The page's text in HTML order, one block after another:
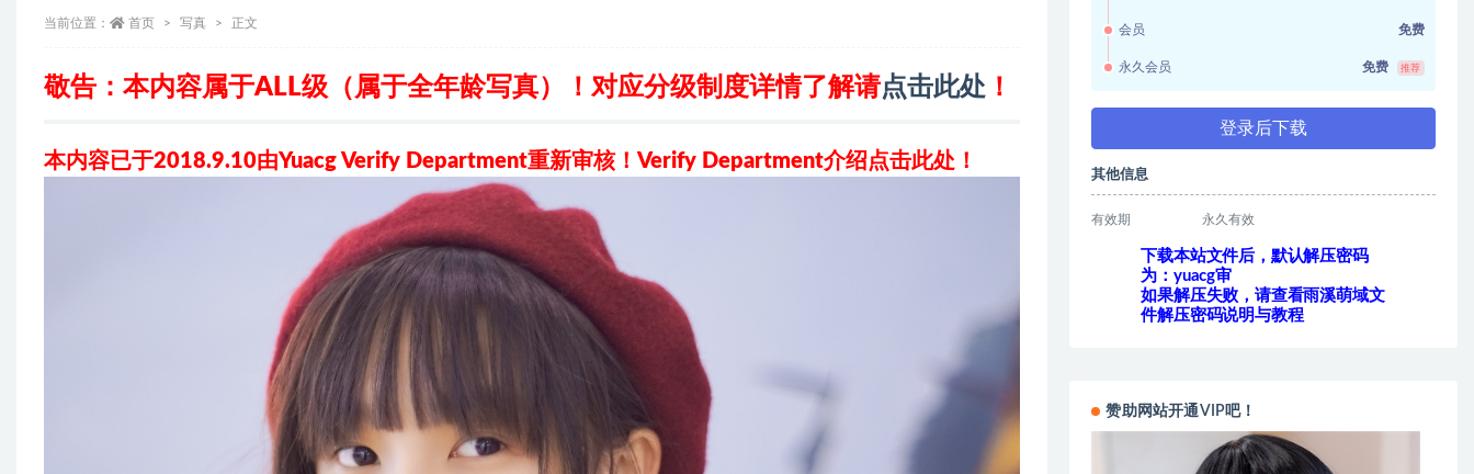
当前位置： 首页 写真 正文
敬告：本内容属于ALL级（属于全年龄写真）！对应分级制度详情了解请点击此处 ！
本内容已于2018.9.10由Yuacg Verify Department重新审核！ Verify Department介绍点击此处 ！
会员 免费
永久会员 免费 推荐
登录后下载
其他信息
有效期 永久有效
下载本站文件后，默认解压密码
为：yuacg审
如果解压失败，请查看雨溪萌域文
件解压密码说明与教程
赞助网站开通VIP吧！